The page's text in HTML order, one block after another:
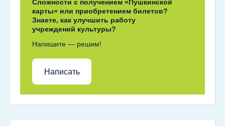
Сложности с получением «Пушкинской
карты» или приобретением билетов?
Знаете, как улучшить работу
учреждений культуры?
Напишите — решим!
Написать